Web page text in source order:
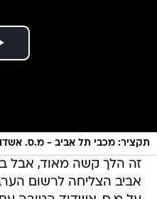
תקציר: מכבי תל אביב - מ.ס. אשדוד
זה הלך קשה מאוד, אבל
אביב הצליחה לרשום